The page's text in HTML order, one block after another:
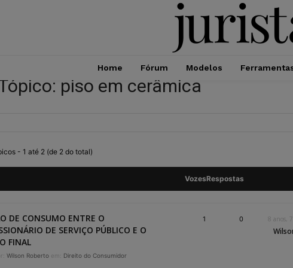
Home Fórum Modelos
piso em cerâmica
- 1 até 2 (de 2 do total)
VozesRespostas
DE CONSUMO ENTRE O
DE SERVIÇO PÚBLICO E O
FINAL
Wilson Roberto em: Direito do Consumidor
1 0 8 anos,